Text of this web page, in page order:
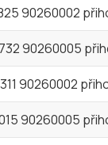
90260002
90260005
90260002
90260005